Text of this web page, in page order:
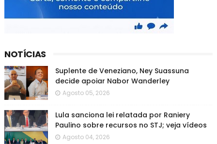
NOTÍCIAS
Suplente de Veneziano, Ney Suassuna
decide apoiar Nabor Wanderley
Agosto 05, 2026
Lula sanciona lei relatada por Raniery
Paulino sobre recursos no STJ; veja vídeos
Agosto 04, 2026